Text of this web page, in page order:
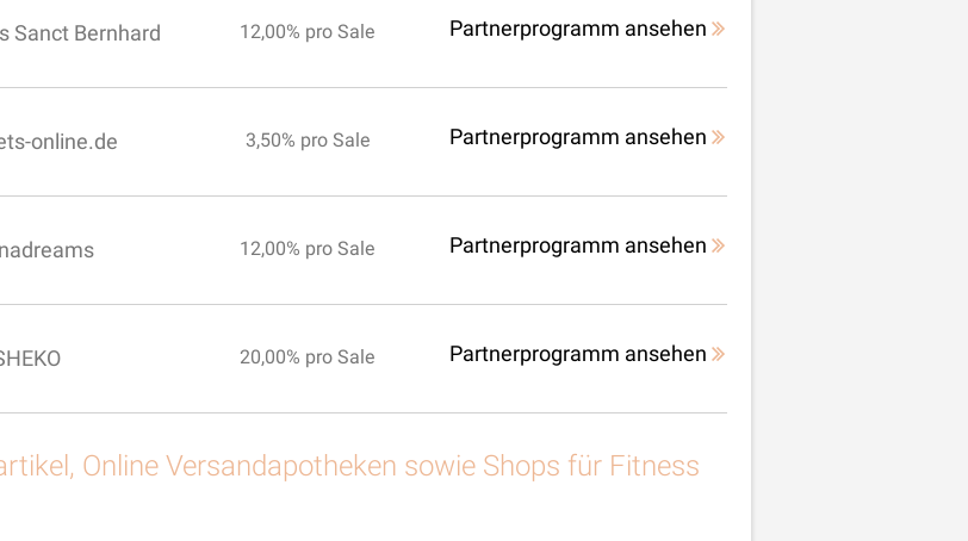
Sanct Bernhard 12,00% pro Sale Partnerprogramm ansehen
online.de 3,50% pro Sale Partnerprogramm ansehen
12,00% pro Sale Partnerprogramm ansehen
20,00% pro Sale Partnerprogramm ansehen
Online Versandapotheken sowie Shops für Fitness